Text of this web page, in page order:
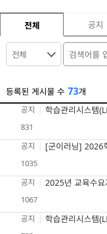
전체 공지
전체
등록된 게시물 수 73개
공지
831
공지
1035
공지
1067
공지